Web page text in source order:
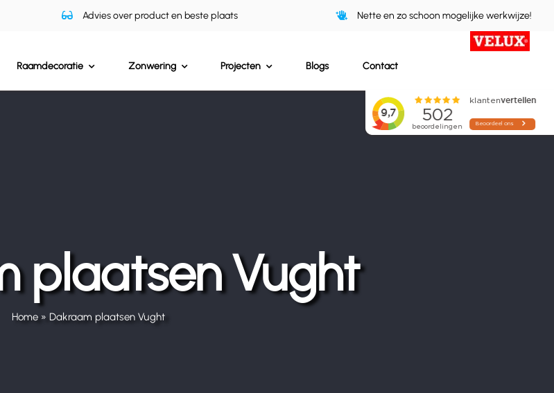
Advies over product en beste plaats Nette en zo schoon mogelijke werkwijze!
Raamdecoratie Zonwering Projecten Blogs Contact
plaatsen Vught
Home» Dakraam plaatsen Vught